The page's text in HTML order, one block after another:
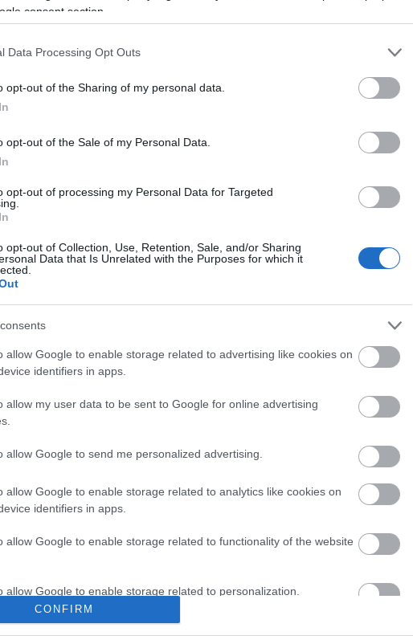
consent section.
Data Processing Opt Outs
opt-out of the Sharing of my personal data.
opt-out of the Sale of my Personal Data.
opt-out of processing my Personal Data for Targeted
opt-out of Collection, Use, Retention, Sale, and/or Sharing
Data that Is Unrelated with the Purposes for which it
allow Google to enable storage related to advertising like cookies on
identifiers in apps.
allow my user data to be sent to Google for online advertising
allow Google to send me personalized advertising.
allow Google to enable storage related to analytics like cookies on
identifiers in apps.
allow Google to enable storage related to functionality of the website
allow Google to enable storage related to personalization.
allow Google to enable storage related to security, including
CONFIRM
beszámolt, hogy a filmsztár nagy hirtelen két
értékes ingatlanától is meg akar szabadulni, akár
áron alul; közülük a connecticuti Old Mill Farm a
már el is kelt.
a napokban azzal vádolta meg Gibsont,
és többször meg is ütötte. Mint állította,
amikor kéthónapos közös kislányukat
is megsérült. Feljelentés nem történt, de az
ügyét a rendőrség is vizsgálja.
és Gibson hónapokkal ezelőtt költöztek külön,
a közelmúltban eldurvult vitájuk nagy
egy Gibsonra nézve súlyosan kompromittáló,
részletei is megjelentek, ám ennek
hét közös gyermekük született a
nyilatkozatban vette védelmébe a sztárt,
és sohasem bántotta sem őt, sem a